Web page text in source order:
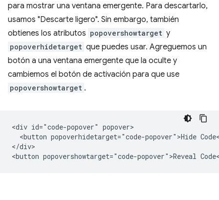
para mostrar una ventana emergente. Para descartarlo,
usamos "Descarte ligero". Sin embargo, también
obtienes los atributos popovershowtarget y
popoverhidetarget que puedes usar. Agreguemos un
botón a una ventana emergente que la oculte y
cambiemos el botón de activación para que use
popovershowtarget .
<div id="code-popover" popover>
<button popoverhidetarget="code-popover">Hide
</div>